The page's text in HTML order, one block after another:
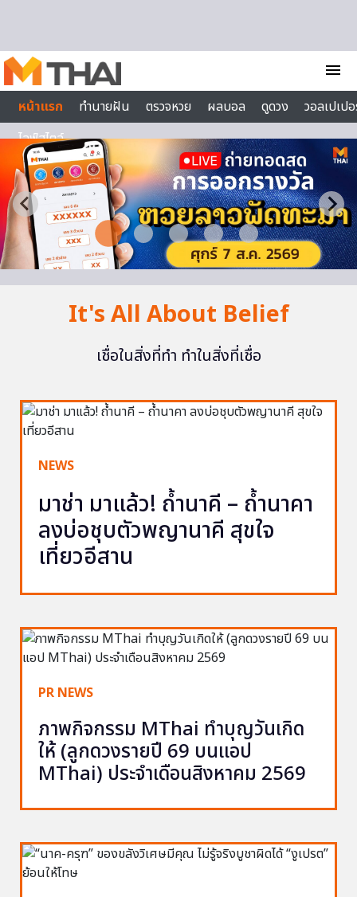
menu
หน้าแรก
ทำนายฝัน ตรวจหวย ผลบอล ดูดวง
วอลเปเป
ไลฟ์สไตล์
It's All About Belief
เชื่อในสิ่งที่ทำ ทำในสิ่งที่เชื่อ
NEWS
มาช่า มาแล้ว! ถ้ำนาคี – ถ้ำนาคา
ลงบ่อชุบตัวพญานาคี สุขใจ
เที่ยวอีสาน
PR NEWS
ภาพกิจกรรม MThai ทำบุญวันเกิด
ให้ (ลูกดวงรายปี 69 บนแอป
MThai) ประจำเดือนสิงหาคม 2569